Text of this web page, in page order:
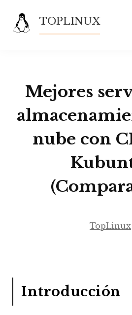
contenido
TOPLINUX
Mejores
nube con
TopLinux
Introducción